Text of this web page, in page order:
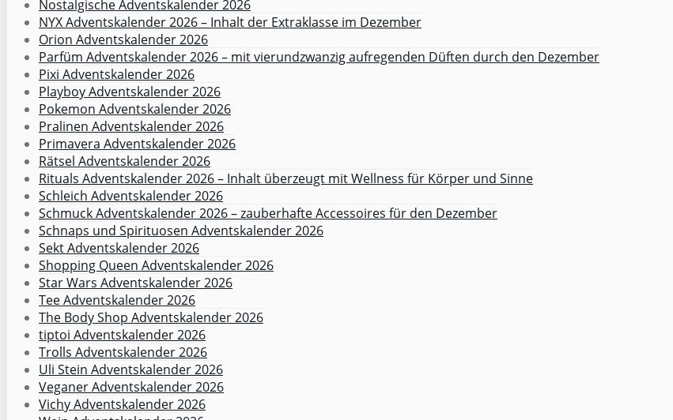
Nostalgische Adventskalender 2026
NYX Adventskalender 2026 – Inhalt der Extraklasse im Dezember
Orion Adventskalender 2026
Parfüm Adventskalender 2026 – mit vierundzwanzig aufregenden Düften durch den Dezember
Pixi Adventskalender 2026
Playboy Adventskalender 2026
Pokemon Adventskalender 2026
Pralinen Adventskalender 2026
Primavera Adventskalender 2026
Rätsel Adventskalender 2026
Rituals Adventskalender 2026 – Inhalt überzeugt mit Wellness für Körper und Sinne
Schleich Adventskalender 2026
Schmuck Adventskalender 2026 – zauberhafte Accessoires für den Dezember
Schnaps und Spirituosen Adventskalender 2026
Sekt Adventskalender 2026
Shopping Queen Adventskalender 2026
Star Wars Adventskalender 2026
Tee Adventskalender 2026
The Body Shop Adventskalender 2026
tiptoi Adventskalender 2026
Trolls Adventskalender 2026
Uli Stein Adventskalender 2026
Veganer Adventskalender 2026
Vichy Adventskalender 2026